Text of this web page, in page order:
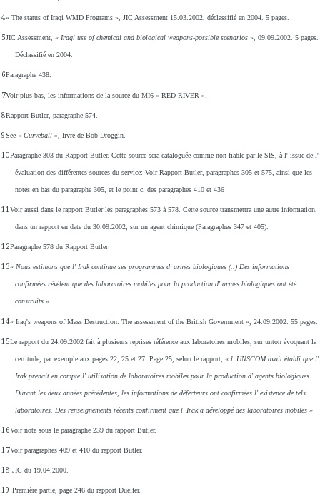
4« The status of Iraqi WMD Programs », JIC Assessment 15.03.2002, déclassifié en 2004. 5 pages.
5JIC Assessment, « Iraqi use of chemical and biological weapons-possible scenarios », 09.09.2002. 5 pages.
Déclassifié en 2004.
6Paragraphe 438.
7Voir plus bas, les informations de la source du MI6 « RED RIVER ».
8Rapport Butler, paragraphe 574.
9See « Curveball », livre de Bob Droggin.
10Paragraphe 303 du Rapport Butler. Cette source sera cataloguée comme non fiable par le SIS, à l' issue de l'
évaluation des différentes sources du service: Voir Rapport Butler, paragraphes 305 et 575, ainsi que les
notes en bas du paragraphe 305, et le point c. des paragraphes 410 et 436
11Voir aussi dans le rapport Butler les paragraphes 573 à 578. Cette source transmettra une autre information,
dans un rapport en date du 30.09.2002, sur un agent chimique (Paragraphes 347 et 405).
12Paragraphe 578 du Rapport Butler
13« Nous estimons que l' Irak continue ses programmes d' armes biologiques (..) Des informations
confirmées révèlent que des laboratoires mobiles pour la production d' armes biologiques ont été
construits»
14« Iraq's weapons of Mass Destruction. The assessment of the British Government », 24.09.2002. 55 pages.
15Le rapport du 24.09.2002 fait à plusieurs reprises référence aux laboratoires mobiles, sur unton évoquant la
certitude, par exemple aux pages 22, 25 et 27. Page 25, selon le rapport, «l' UNSCOM avait établi que l'
Irak prenait en compte l' utilisation de laboratoires mobiles pour la production d' agents biologiques.
Durant les deux années précédentes, les informations de défecteurs ont confirmées l' existence de tels
laboratoires. Des renseignements récents confirment que l' Irak a développé des laboratoires mobiles »
16Voir note sous le paragraphe 239 du rapport Butler.
17Voir paragraphes 409 et 410 du rapport Butler.
18 JIC du 19.04.2000.
19 Première partie, page 246 du rapport Duelfer.